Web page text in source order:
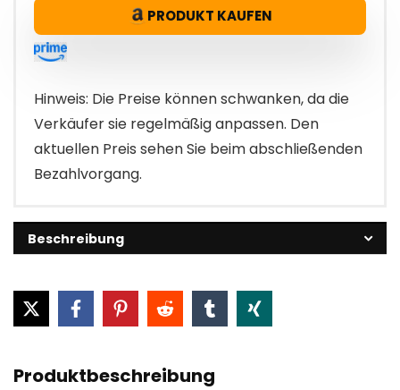
PRODUKT KAUFEN
Hinweis: Die Preise können schwanken, da die
Verkäufer sie regelmäßig anpassen. Den
aktuellen Preis sehen Sie beim abschließenden
Bezahlvorgang.
Beschreibung
Produktbeschreibung